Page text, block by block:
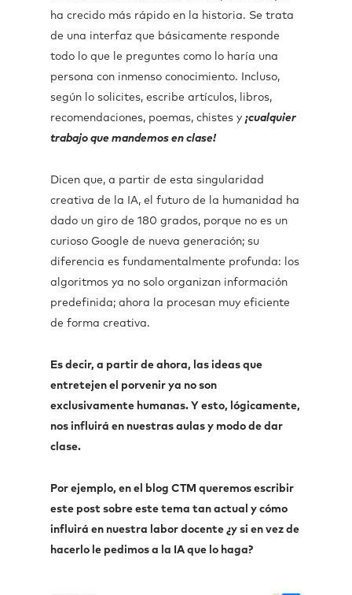
ha crecido más rápido en la historia. Se trata
de una interfaz que básicamente responde
todo lo que le preguntes como lo haría una
persona con inmenso conocimiento. Incluso,
según lo solicites, escribe artículos, libros,
recomendaciones, poemas, chistes y ¡cualquier
trabajo que mandemos en clase!
Dicen que, a partir de esta singularidad
creativa de la IA, el futuro de la humanidad ha
dado un giro de 180 grados, porque no es un
curioso Google de nueva generación; su
diferencia es fundamentalmente profunda: los
algoritmos ya no solo organizan información
predefinida; ahora la procesan muy eficiente
de forma creativa.
Es decir, a partir de ahora, las ideas que
entretejen el porvenir ya no son
exclusivamente humanas. Y esto, lógicamente,
nos influirá en nuestras aulas y modo de dar
clase.
Por ejemplo, en el blog CTM queremos escribir
este post sobre este tema tan actual y cómo
influirá en nuestra labor docente ¿y si en vez de
hacerlo le pedimos a la IA que lo haga?